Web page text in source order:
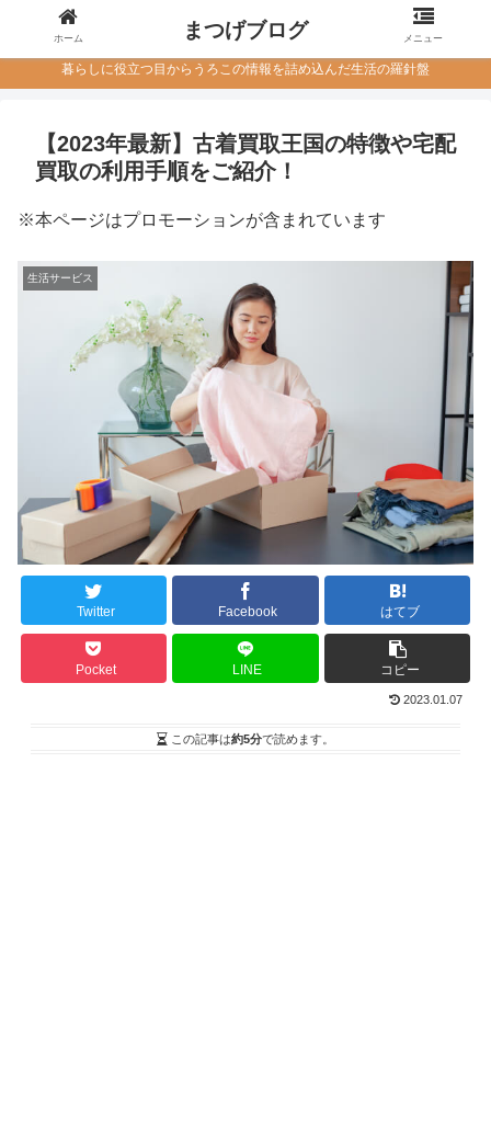
暮らしに役立つ目からうろこの情報を詰め込んだ生活の羅針盤
【2023年最新】古着買取王国の特徴や宅配
買取の利用手順をご紹介！
※本ページはプロモーションが含まれています
生活サービス
Twitter Facebook はてブ
Pocket LINE コピー
2023.01.07
この記事は約5分で読めます。
ホーム まつげブログ メニュー